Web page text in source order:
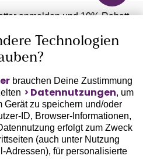
auf
Nähte,
eng
Oberteilen
Sehr
Schalen-
Büste
runde
Der T-Shirt-BH
ist für alle
Größen und
Brustformen
hervorragend
geeignet.
anmelden und 10% Rabatt
Technologien
brauchen Deine Zustimmung
Datennutzungen, um
Gerät zu speichern und/oder
ID, Browser-Informationen,
erfolgt zum Zweck
(auch unter Nutzung
Adressen), für personalisierte